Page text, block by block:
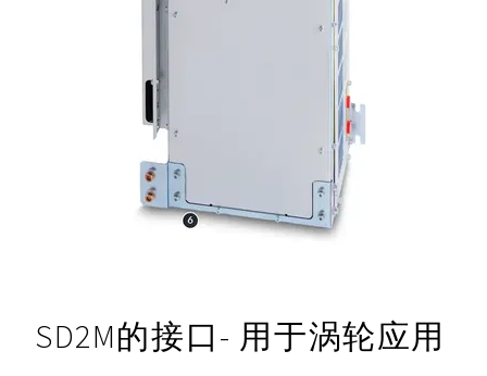
SD2M的接口- 用于涡轮应用